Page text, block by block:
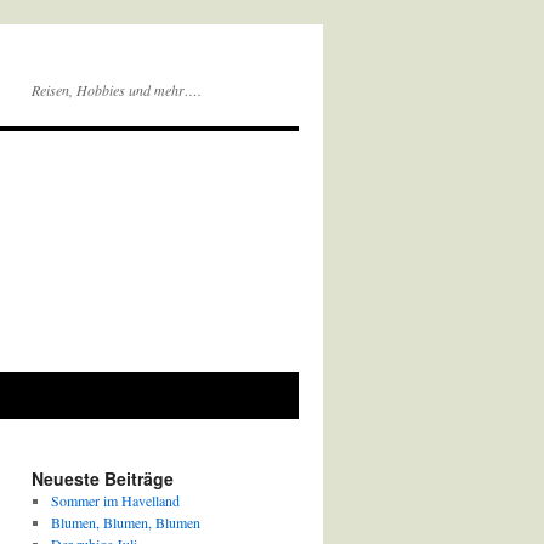
Reisen, Hobbies und mehr….
Neueste Beiträge
Sommer im Havelland
Blumen, Blumen, Blumen